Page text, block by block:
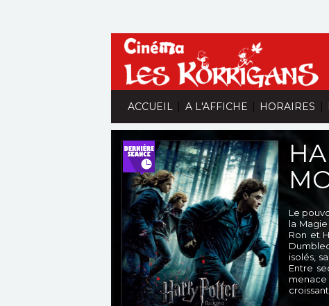
ACCUEIL | A L'AFFICHE | HORAIRES |
Le
la
Ron et
isolés,
Entre